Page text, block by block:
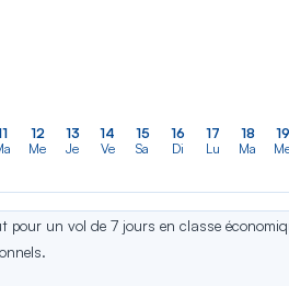
12
Me
13
Je
14
Ve
15
Sa
16
Di
17
Lu
18
Ma
19
pour un vol de 7 jours en classe